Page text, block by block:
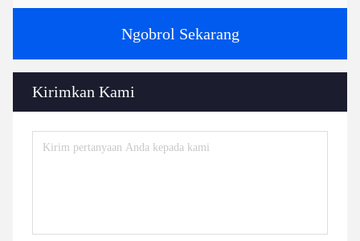
Ngobrol Sekarang
Kirimkan Kami